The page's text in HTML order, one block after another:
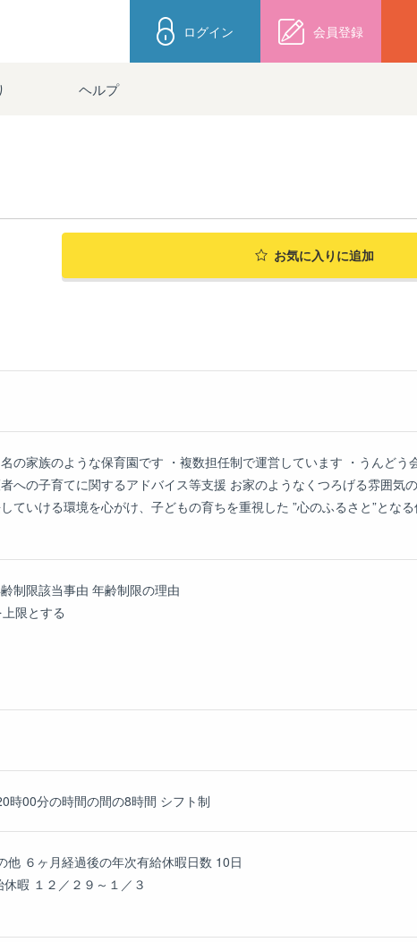
ログイン 会員登録
ヘルプ
お気に入り に追加
の家族のような保育園です ・複数担任制で運営しています ・うんどう
への子育てに関するアドバイス等支援 お家のようなくつろげる雰囲気
いける環境を心がけ、子どもの育ちを重視した ”心のふるさと”となる
制限該当事由 年齢制限の理由
限とする
時00分の時間の間の8時間 シフト制
６ヶ月経過後の年次有給休暇日数 10日
暇 １２／２９～１／３